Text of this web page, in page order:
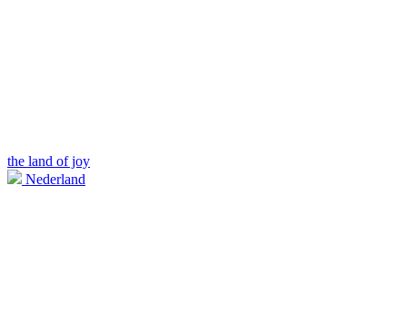
the land of joy
Nederland